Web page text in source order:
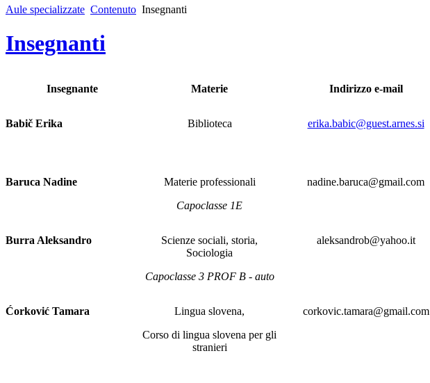
Aule specializzate Contenuto Insegnanti
Insegnanti
Insegnante Materie Indirizzo e-mail
Babič Erika Biblioteca erika.babic@guest.arnes.si
Baruca Nadine
Materie professionali
Capoclasse 1E
nadine.baruca@gmail.com
Burra Aleksandro
Scienze sociali, storia,
Sociologia
Capoclasse 3 PROF B - auto
aleksandrob@yahoo.it
Ćorković Tamara
Lingua slovena,
Corso di lingua slovena per gli
stranieri
corkovic.tamara@gmail.com